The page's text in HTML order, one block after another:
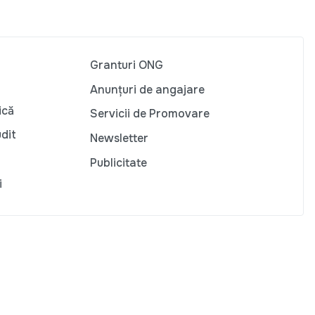
Granturi ONG
Anunțuri de angajare
Servicii de Promovare
Newsletter
Publicitate